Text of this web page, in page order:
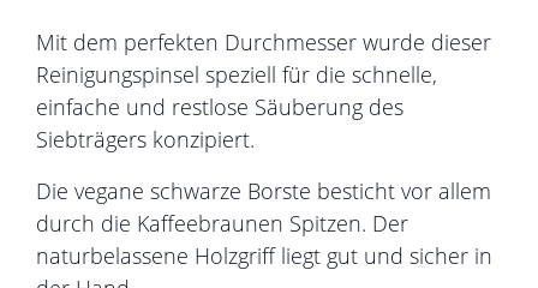
Mit dem perfekten Durchmesser wurde dieser
Reinigungspinsel speziell für die schnelle,
einfache und restlose Säuberung des
Siebträgers konzipiert.
Die vegane schwarze Borste besticht vor allem
durch die Kaffeebraunen Spitzen. Der
naturbelassene Holzgriff liegt gut und sicher in